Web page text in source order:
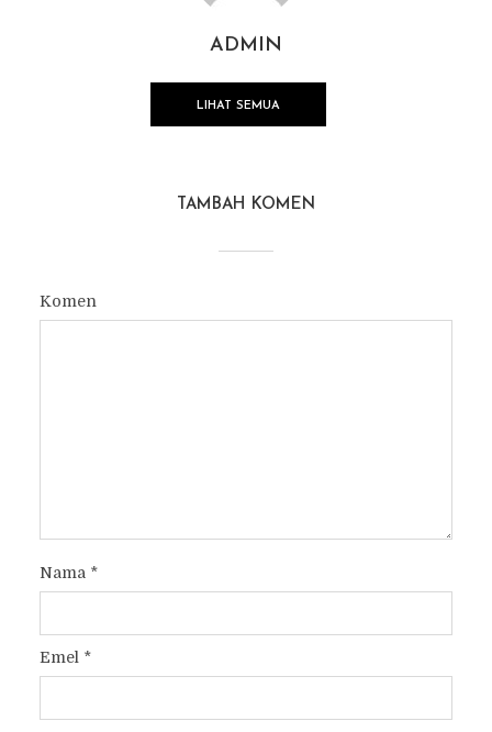
ADMIN
LIHAT SEMUA
TAMBAH KOMEN
Komen
Nama *
Emel *